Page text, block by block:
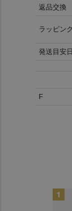
返品交換
ラッピン
発送目安日
F